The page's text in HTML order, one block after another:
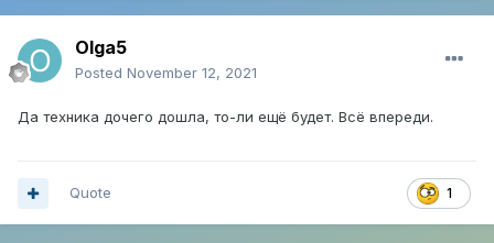
Olga5
Posted November 12, 2021
Да техника дочего дошла, то-ли ещё будет. Всё впереди.
1
Quote